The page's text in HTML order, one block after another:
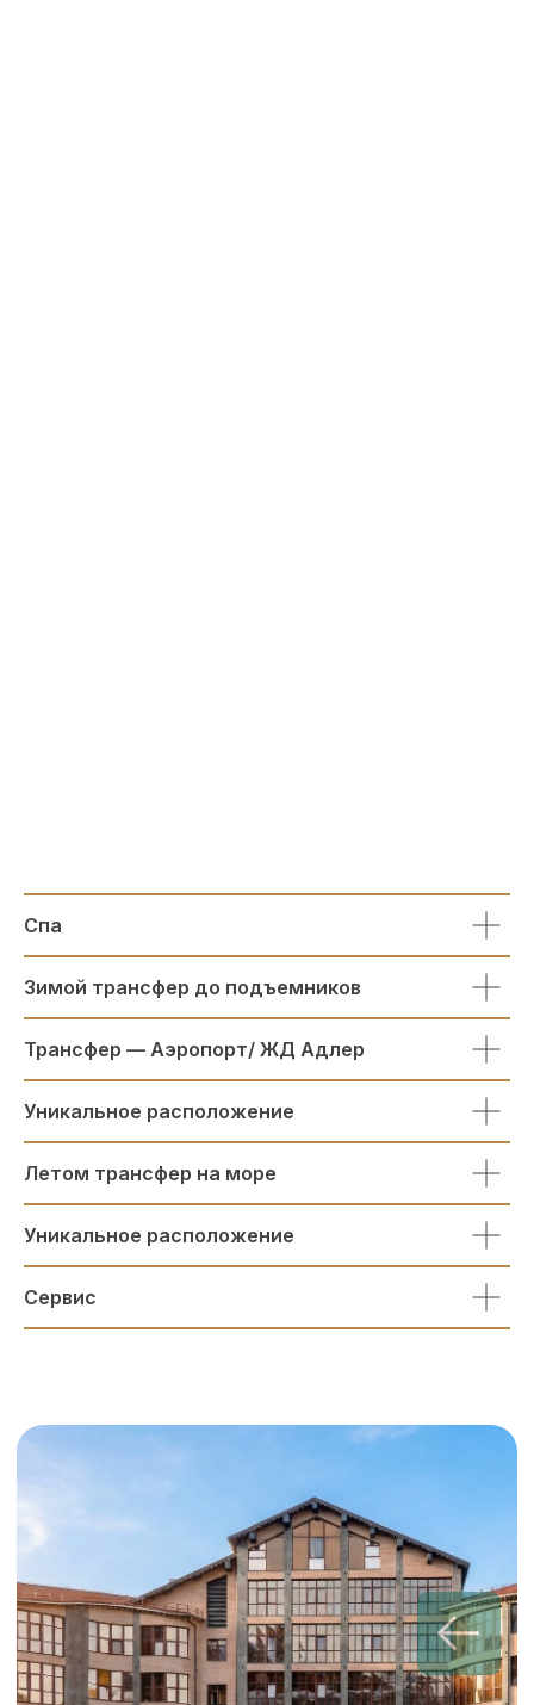
Спа
Зимой трансфер до подъемников
Трансфер — Аэропорт/ ЖД Адлер
Уникальное расположение
Летом трансфер на море
Уникальное расположение
Сервис
ПРОГРАММА
ЛОЯЛЬНОСТИ
Приглашаем в нашу программу
лояльности Прованс Отель Клаб.
Для нас — это способ
поблагодарить Вас за Ваш выбор
и постоянство. Для Вас — это
возможность получить выгодный